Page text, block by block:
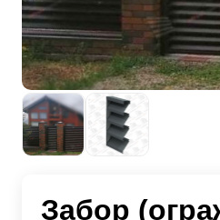
Забор